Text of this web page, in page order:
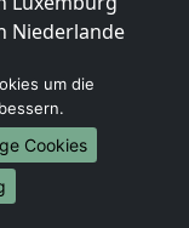
Niederlande
Berlin
Hamburg
München
um die
Cookies